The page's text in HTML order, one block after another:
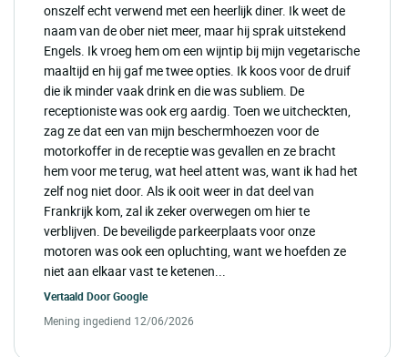
onszelf echt verwend met een heerlijk diner. Ik weet de
naam van de ober niet meer, maar hij sprak uitstekend
Engels. Ik vroeg hem om een wijntip bij mijn vegetarische
maaltijd en hij gaf me twee opties. Ik koos voor de druif
die ik minder vaak drink en die was subliem. De
receptioniste was ook erg aardig. Toen we uitcheckten,
zag ze dat een van mijn beschermhoezen voor de
motorkoffer in de receptie was gevallen en ze bracht
hem voor me terug, wat heel attent was, want ik had het
zelf nog niet door. Als ik ooit weer in dat deel van
Frankrijk kom, zal ik zeker overwegen om hier te
verblijven. De beveiligde parkeerplaats voor onze
motoren was ook een opluchting, want we hoefden ze
niet aan elkaar vast te ketenen...
Vertaald DoorGoogle
Mening ingediend 12/06/2026